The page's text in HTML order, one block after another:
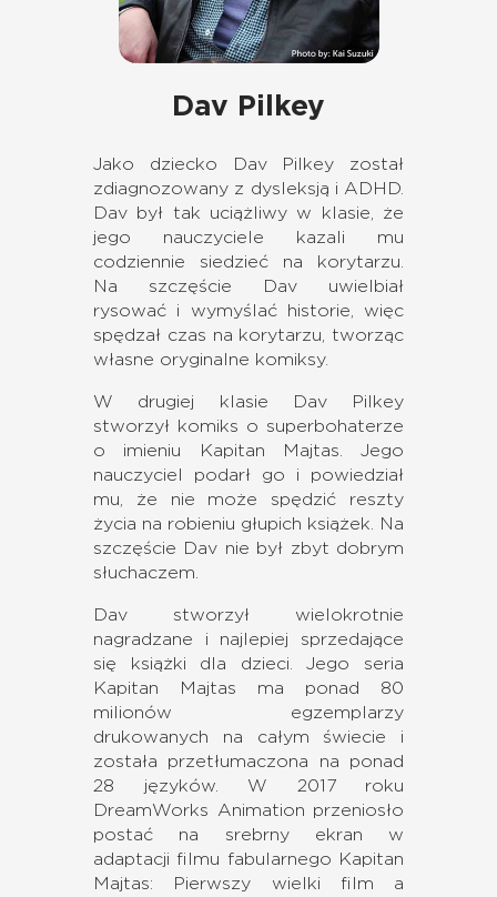
Dav Pilkey
Jako dziecko Dav Pilkey został
zdiagnozowany z dysleksją i ADHD.
Dav był tak uciążliwy w klasie, że
jego nauczyciele kazali mu
codziennie siedzieć na korytarzu.
Na szczęście Dav uwielbiał
rysować i wymyślać historie, więc
spędzał czas na korytarzu, tworząc
własne oryginalne komiksy.
W drugiej klasie Dav Pilkey
stworzył komiks o superbohaterze
o imieniu Kapitan Majtas. Jego
nauczyciel podarł go i powiedział
mu, że nie może spędzić reszty
życia na robieniu głupich książek. Na
szczęście Dav nie był zbyt dobrym
słuchaczem.
Dav stworzył wielokrotnie
nagradzane i najlepiej sprzedające
się książki dla dzieci. Jego seria
Kapitan Majtas ma ponad 80
milionów egzemplarzy
drukowanych na całym świecie i
została przetłumaczona na ponad
28 języków. W 2017 roku
DreamWorks Animation przeniosło
postać na srebrny ekran w
adaptacji filmu fabularnego Kapitan
Majtas: Pierwszy wielki film a